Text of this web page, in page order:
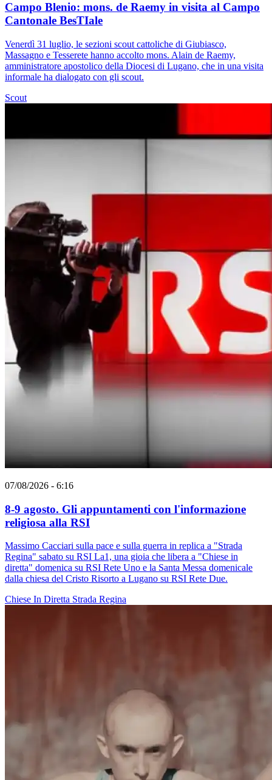
Campo Blenio: mons. de Raemy in visita al Campo
Cantonale BesTIale
Venerdì 31 luglio, le sezioni scout cattoliche di Giubiasco,
Massagno e Tesserete hanno accolto mons. Alain de Raemy,
amministratore apostolico della Diocesi di Lugano, che in una visita
informale ha dialogato con gli scout.
Scout
07/08/2026 - 6:16
8-9 agosto. Gli appuntamenti con l'informazione
religiosa alla RSI
Massimo Cacciari sulla pace e sulla guerra in replica a "Strada
Regina" sabato su RSI La1, una gioia che libera a "Chiese in
diretta" domenica su RSI Rete Uno e la Santa Messa domenicale
dalla chiesa del Cristo Risorto a Lugano su RSI Rete Due.
Chiese In Diretta Strada Regina